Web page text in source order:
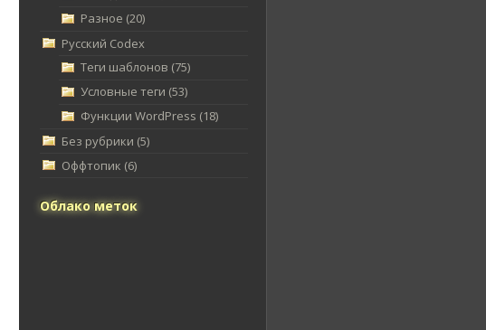
Разное (20)
Русский Codex
Теги шаблонов (75)
Условные теги (53)
Функции WordPress (18)
Без рубрики (5)
Оффтопик (6)
Облако меток